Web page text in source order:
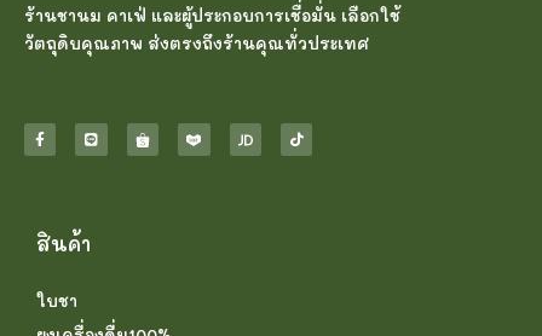
ร้านชานม คาเฟ่ และผู้ประกอบการเชื่อมั่น เลือกใช้
วัตถุดิบคุณภาพ ส่งตรงถึงร้านคุณทั่วประเทศ
สินค้า
ใบชา